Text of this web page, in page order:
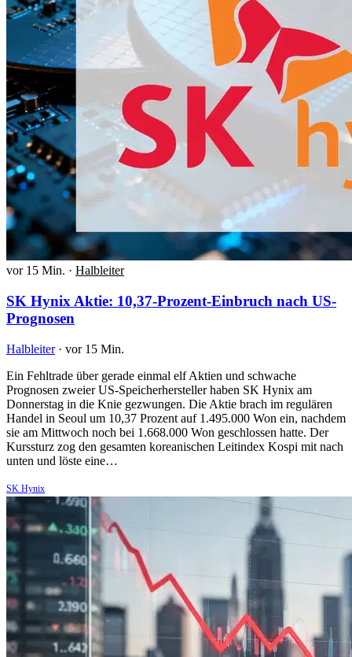
vor 15 Min. · Halbleiter
SK Hynix Aktie: 10,37-Prozent-Einbruch nach US-
Prognosen
Halbleiter · vor 15 Min.
Ein Fehltrade über gerade einmal elf Aktien und schwache
Prognosen zweier US-Speicherhersteller haben SK Hynix am
Donnerstag in die Knie gezwungen. Die Aktie brach im regulären
Handel in Seoul um 10,37 Prozent auf 1.495.000 Won ein, nachdem
sie am Mittwoch noch bei 1.668.000 Won geschlossen hatte. Der
Kurssturz zog den gesamten koreanischen Leitindex Kospi mit nach
unten und löste eine…
SK Hynix